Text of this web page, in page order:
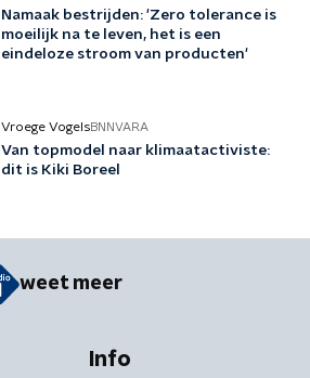
Namaak bestrijden: 'Zero tolerance is
moeilijk na te leven, het is een
eindeloze stroom van producten'
Vroege VogelsBNNVARA
Van topmodel naar klimaatactiviste:
dit is Kiki Boreel
weet meer
Info